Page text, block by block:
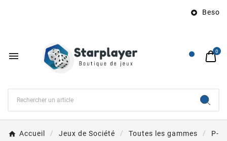
 Besoin
 0
Accueil Jeux de Société Toutes les gammes
P-